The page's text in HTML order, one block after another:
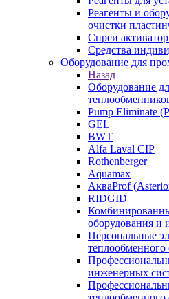
Реагенты и
очистки
Спреи
Средства
Оборудование для
Назад
Оборудование
Pump Eliminate
GEL
BWT
Alfa Laval CIP
Rothenberger
Aquamax
АкваProf
RIDGID
оборудования и
Персональные
теплообменного
инженерных